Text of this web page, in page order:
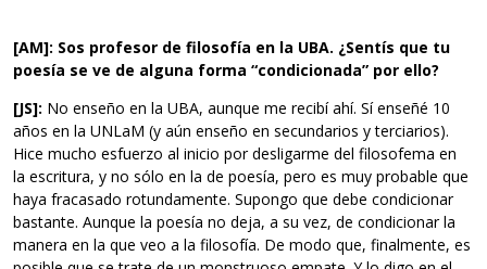
[AM]: Sos profesor de filosofía en la UBA. ¿Sentís que tu
poesía se ve de alguna forma “condicionada” por ello?
[JS]: No enseño en la UBA, aunque me recibí ahí. Sí enseñé 10
años en la UNLaM (y aún enseño en secundarios y terciarios).
Hice mucho esfuerzo al inicio por desligarme del filosofema en
la escritura, y no sólo en la de poesía, pero es muy probable que
haya fracasado rotundamente. Supongo que debe condicionar
bastante. Aunque la poesía no deja, a su vez, de condicionar la
manera en la que veo a la filosofía. De modo que, finalmente, es